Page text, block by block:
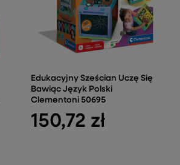
Edukacyjny Sześcian Uczę Się
Bawiąc Język Polski
Clementoni 50695
150,72 zł